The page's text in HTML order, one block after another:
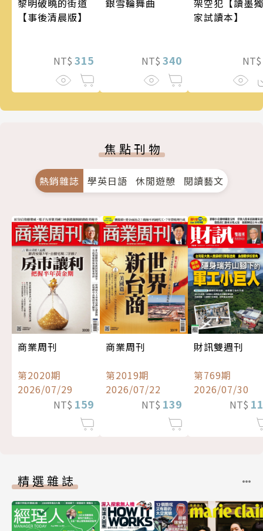
黎明破曉的街道
【事後清晨版】
NT$ 315
銀雪輪舞曲
NT$ 340
架空犯【讀墨獨
家試讀本】
NT$
焦點刊物
熱銷雜誌 學英日語 休閒遊憩 閱讀藝文
商業周刊
第2020期
2026/07/29
NT$ 159
商業周刊
第2019期
2026/07/22
NT$ 139
財訊雙週刊
第769期
2026/07/30
NT$
精選雜誌